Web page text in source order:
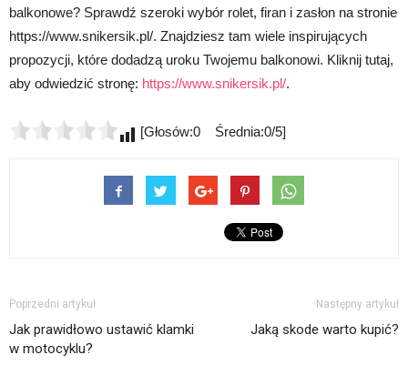
balkonowe? Sprawdź szeroki wybór rolet, firan i zasłon na stronie
https://www.snikersik.pl/. Znajdziesz tam wiele inspirujących
propozycji, które dodadzą uroku Twojemu balkonowi. Kliknij tutaj,
aby odwiedzić stronę: https://www.snikersik.pl/.
[Głosów:0 Średnia:0/5]
Poprzedni artykuł
Jak prawidłowo ustawić klamki
w motocyklu?
Następny artykuł
Jaką skode warto kupić?